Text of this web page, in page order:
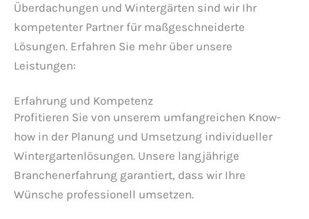
Überdachungen und Wintergärten sind wir Ihr
kompetenter Partner für maßgeschneiderte
Lösungen. Erfahren Sie mehr über unsere
Leistungen:
Erfahrung und Kompetenz
Profitieren Sie von unserem umfangreichen Know-
how in der Planung und Umsetzung individueller
Wintergartenlösungen. Unsere langjährige
Branchenerfahrung garantiert, dass wir Ihre
Wünsche professionell umsetzen.